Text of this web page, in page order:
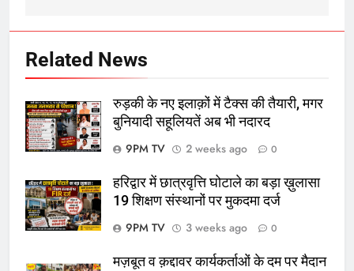
Related News
रुड़की के नए इलाक़ों में टैक्स की तैयारी, मगर
बुनियादी सहूलियतें अब भी नदारद
9PM TV
2 weeks ago 0
हरिद्वार में छात्रवृत्ति घोटाले का बड़ा ख़ुलासा
19 शिक्षण संस्थानों पर मुकदमा दर्ज
9PM TV
3 weeks ago 0
मज़बूत व क़द्दावर कार्यकर्ताओं के दम पर मैदान